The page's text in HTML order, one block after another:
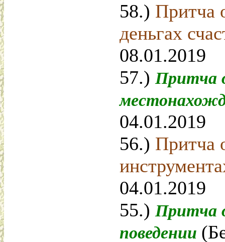
58.) Притча
деньгах
08.01.2019
57.) Притча
04.01.2019
56.) Притча
04.01.2019
55.) Притча
поведении